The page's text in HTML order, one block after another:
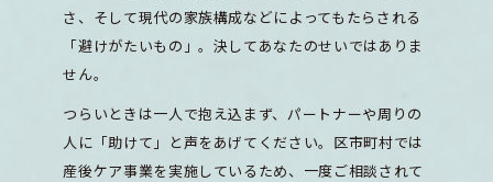
さ、そして現代の家族構成などによってもたらされる
「避けがたいもの」。決してあなたのせいではありま
せん。
つらいときは一人で抱え込まず、パートナーや周りの
人に「助けて」と声をあげてください。区市町村では
産後ケア事業を実施しているため、一度ご相談されて